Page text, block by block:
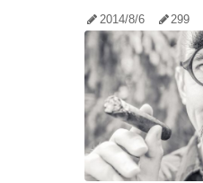
2014/8/6 299